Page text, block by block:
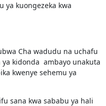
ya kuongezeka kwa
Cha wadudu na uchafu
kidonda ambayo unakuta
kwenye sehemu ya
sana kwa sababu ya hali